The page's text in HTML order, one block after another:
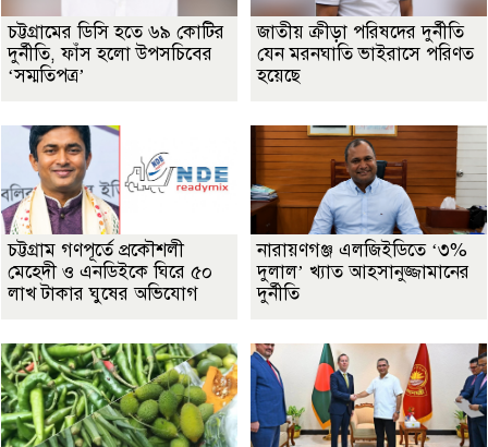
চট্টগ্রামের ডিসি হতে ৬৯ কোটির
দুর্নীতি, ফাঁস হলো উপসচিবের
‘সম্মতিপত্র’
জাতীয় ক্রীড়া পরিষদের দুর্নীতি
যেন মরনঘাতি ভাইরাসে পরিণত
হয়েছে
চট্টগ্রাম গণপূর্তে প্রকৌশলী
মেহেদী ও এনডিইকে ঘিরে ৫০
লাখ টাকার ঘুষের অভিযোগ
নারায়ণগঞ্জ এলজিইডিতে ‘৩%
দুলাল’ খ্যাত আহসানুজ্জামানের
দুর্নীতি